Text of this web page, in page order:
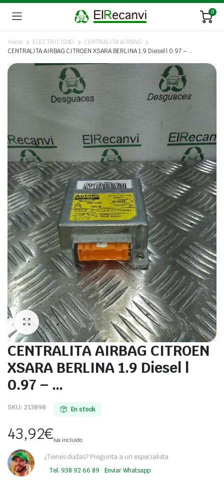
0
Inicio ELECTRICIDAD
CENTRALITA AIRBAG
CENTRALITA AIRBAG CITROEN XSARA BERLINA 1.9 Diesel | 0.97 – …
CENTRALITA AIRBAG CITROEN
XSARA BERLINA 1.9 Diesel |
0.97 – …
SKU: 213898 En stock
43,92€Iva incluido
¿Tienes dudas? Pregunta a un especialista
Tel. 938 92 66 89 Enviar Whatsapp